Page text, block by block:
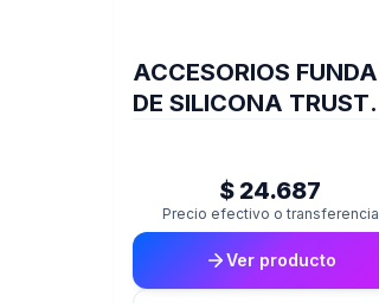
ACCESORIOS FUNDA
DE SILICONA TRUST
$ 24.687
Precio efectivo o transferencia
Ver producto